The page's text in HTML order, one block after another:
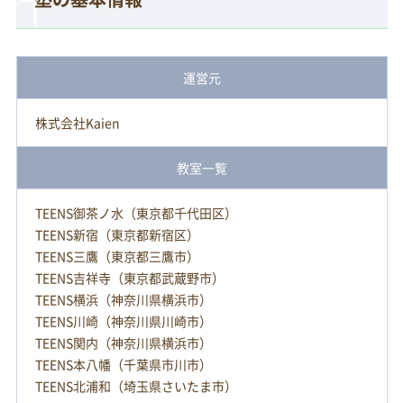
運営元
株式会社Kaien
教室一覧
TEENS御茶ノ水（東京都千代田区）
TEENS新宿（東京都新宿区）
TEENS三鷹（東京都三鷹市）
TEENS吉祥寺（東京都武蔵野市）
TEENS横浜（神奈川県横浜市）
TEENS川崎（神奈川県川崎市）
TEENS関内（神奈川県横浜市）
TEENS本八幡（千葉県市川市）
TEENS北浦和（埼玉県さいたま市）